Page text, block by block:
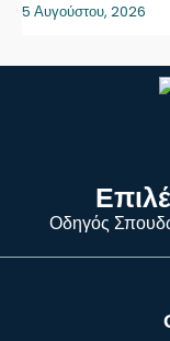
5 Αυγούστου, 2026
Οδηγός